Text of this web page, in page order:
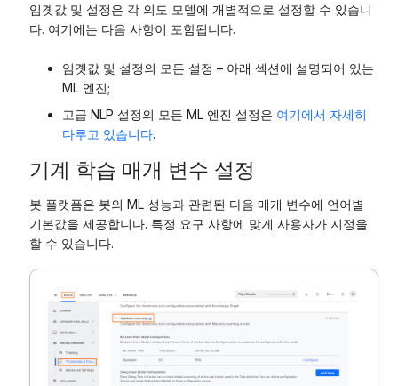
임곗값 및 설정은 각 의도 모델에 개별적으로 설정할 수 있습니
다. 여기에는 다음 사항이 포함됩니다.
임곗값 및 설정의 모든 설정 – 아래 섹션에 설명되어 있는
ML 엔진;
고급 NLP 설정의 모든 ML 엔진 설정은 여기에서 자세히
다루고 있습니다.
기계 학습 매개 변수 설정
봇 플랫폼은 봇의 ML 성능과 관련된 다음 매개 변수에 언어별
기본값을 제공합니다. 특정 요구 사항에 맞게 사용자가 지정을
할 수 있습니다.